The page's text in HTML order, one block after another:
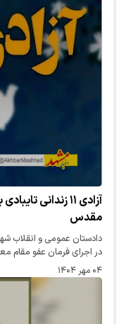
آزادی ۱۱ زندانی
مقدس
دادستان عمومی و انقلاب
در اجرای فرمان عفو مقام معظم
۰۴ مهر ۱۴۰۴